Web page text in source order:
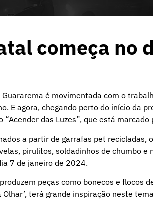
começa no
é movimentada com o
E agora, chegando perto do início da
das Luzes”, que está marcado
a partir de garrafas pet recicladas,
pirulitos, soldadinhos de chumbo e
7 de janeiro de 2024.
peças como bonecos e flocos
terá grande inspiração neste